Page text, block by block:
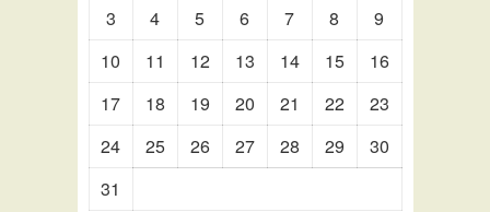
3
4 5 6 7 8
9
10
11 12 13 14 15
16
17
18 19 20 21 22
23
24
25 26 27 28 29
30
31